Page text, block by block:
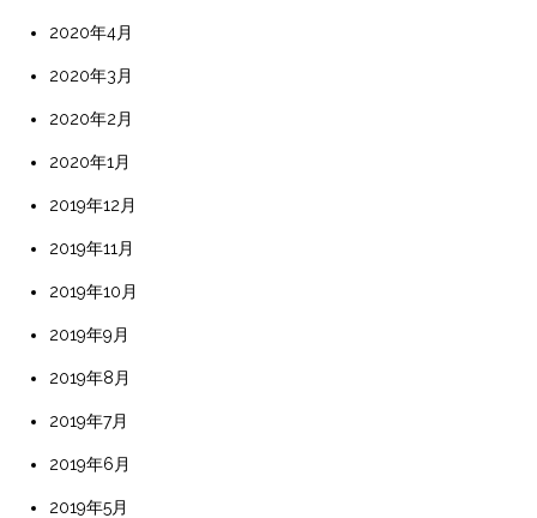
2020年4月
2020年3月
2020年2月
2020年1月
2019年12月
2019年11月
2019年10月
2019年9月
2019年8月
2019年7月
2019年6月
2019年5月